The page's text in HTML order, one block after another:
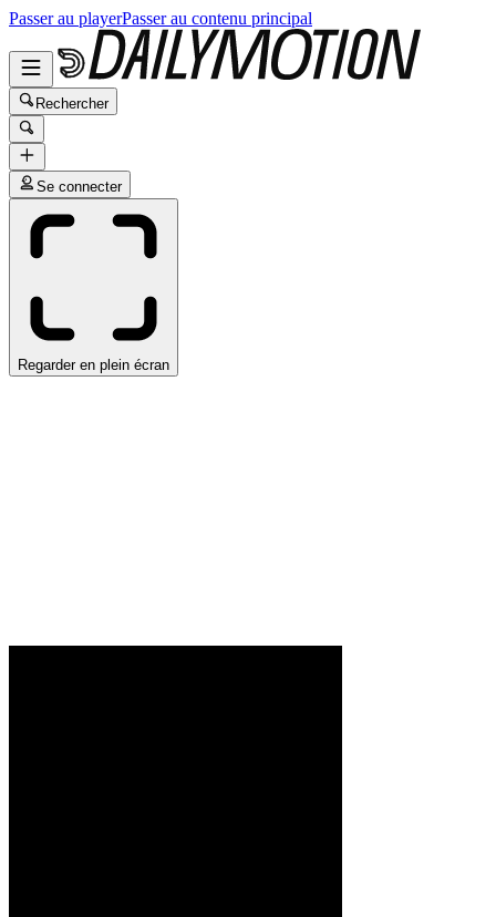
Passer au playerPasser au contenu principal
Rechercher
Se connecter
Regarder en plein écran